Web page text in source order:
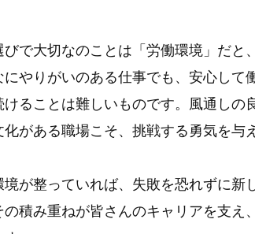
びで大切なのことは「労働環境」だと
にやりがいのある仕事でも、安心して
ることは難しいものです。 風通しの
化がある職場こそ、挑戦する勇気を与
境が整っていれば、失敗を恐れずに新
の積み重ねが皆さんのキャリアを支え